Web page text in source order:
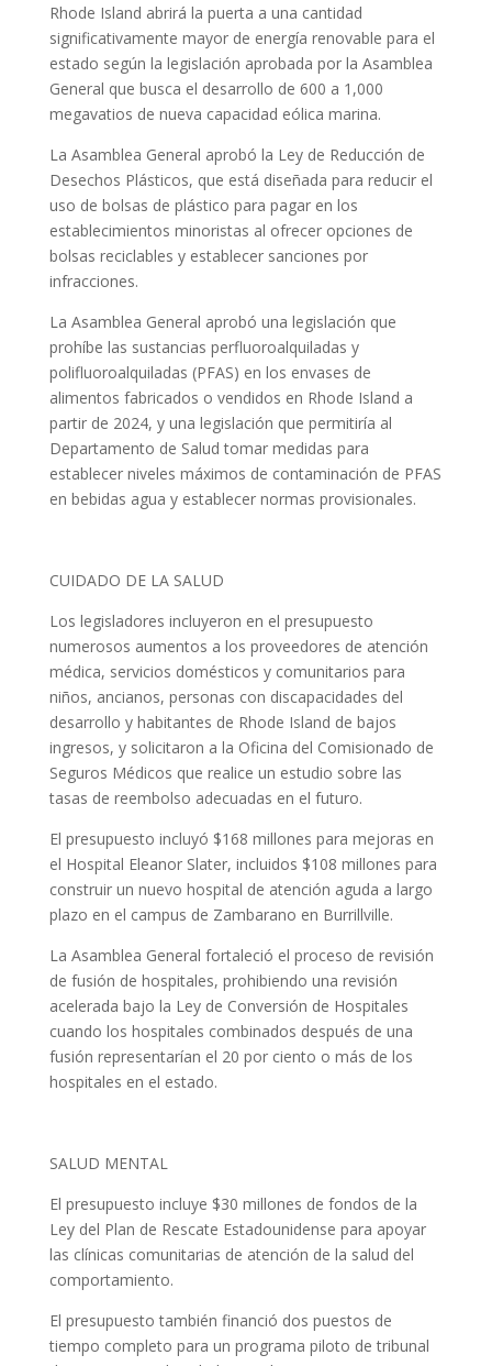
Rhode Island abrirá la puerta a una cantidad
significativamente mayor de energía renovable para el
estado según la legislación aprobada por la Asamblea
General que busca el desarrollo de 600 a 1,000
megavatios de nueva capacidad eólica marina.
La Asamblea General aprobó la Ley de Reducción de
Desechos Plásticos, que está diseñada para reducir el
uso de bolsas de plástico para pagar en los
establecimientos minoristas al ofrecer opciones de
bolsas reciclables y establecer sanciones por
infracciones.
La Asamblea General aprobó una legislación que
prohíbe las sustancias perfluoroalquiladas y
polifluoroalquiladas (PFAS) en los envases de
alimentos fabricados o vendidos en Rhode Island a
partir de 2024, y una legislación que permitiría al
Departamento de Salud tomar medidas para
establecer niveles máximos de contaminación de PFAS
en bebidas agua y establecer normas provisionales.
CUIDADO DE LA SALUD
Los legisladores incluyeron en el presupuesto
numerosos aumentos a los proveedores de atención
médica, servicios domésticos y comunitarios para
niños, ancianos, personas con discapacidades del
desarrollo y habitantes de Rhode Island de bajos
ingresos, y solicitaron a la Oficina del Comisionado de
Seguros Médicos que realice un estudio sobre las
tasas de reembolso adecuadas en el futuro.
El presupuesto incluyó $168 millones para mejoras en
el Hospital Eleanor Slater, incluidos $108 millones para
construir un nuevo hospital de atención aguda a largo
plazo en el campus de Zambarano en Burrillville.
La Asamblea General fortaleció el proceso de revisión
de fusión de hospitales, prohibiendo una revisión
acelerada bajo la Ley de Conversión de Hospitales
cuando los hospitales combinados después de una
fusión representarían el 20 por ciento o más de los
hospitales en el estado.
SALUD MENTAL
El presupuesto incluye $30 millones de fondos de la
Ley del Plan de Rescate Estadounidense para apoyar
las clínicas comunitarias de atención de la salud del
comportamiento.
El presupuesto también financió dos puestos de
tiempo completo para un programa piloto de tribunal